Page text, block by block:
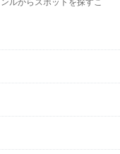
ルからスポットを探すこ